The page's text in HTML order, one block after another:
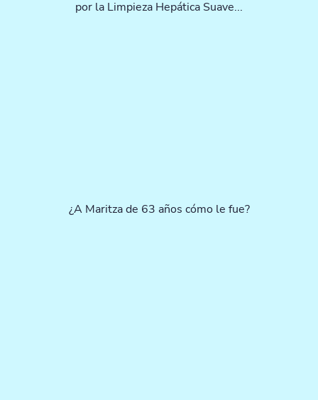
por la Limpieza Hepática Suave...
¿A Maritza de 63 años cómo le fue?